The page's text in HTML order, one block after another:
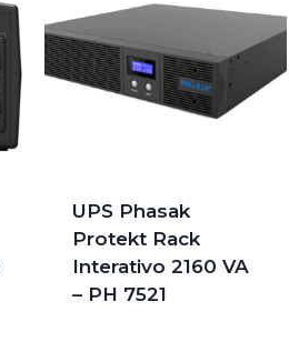
UPS Phasak
Protekt Rack
Interativo 2160 VA
– PH 7521